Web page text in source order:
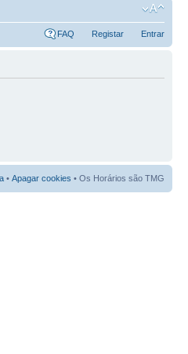
FAQ Registar Entrar
• Apagar cookies • Os Horários são TMG